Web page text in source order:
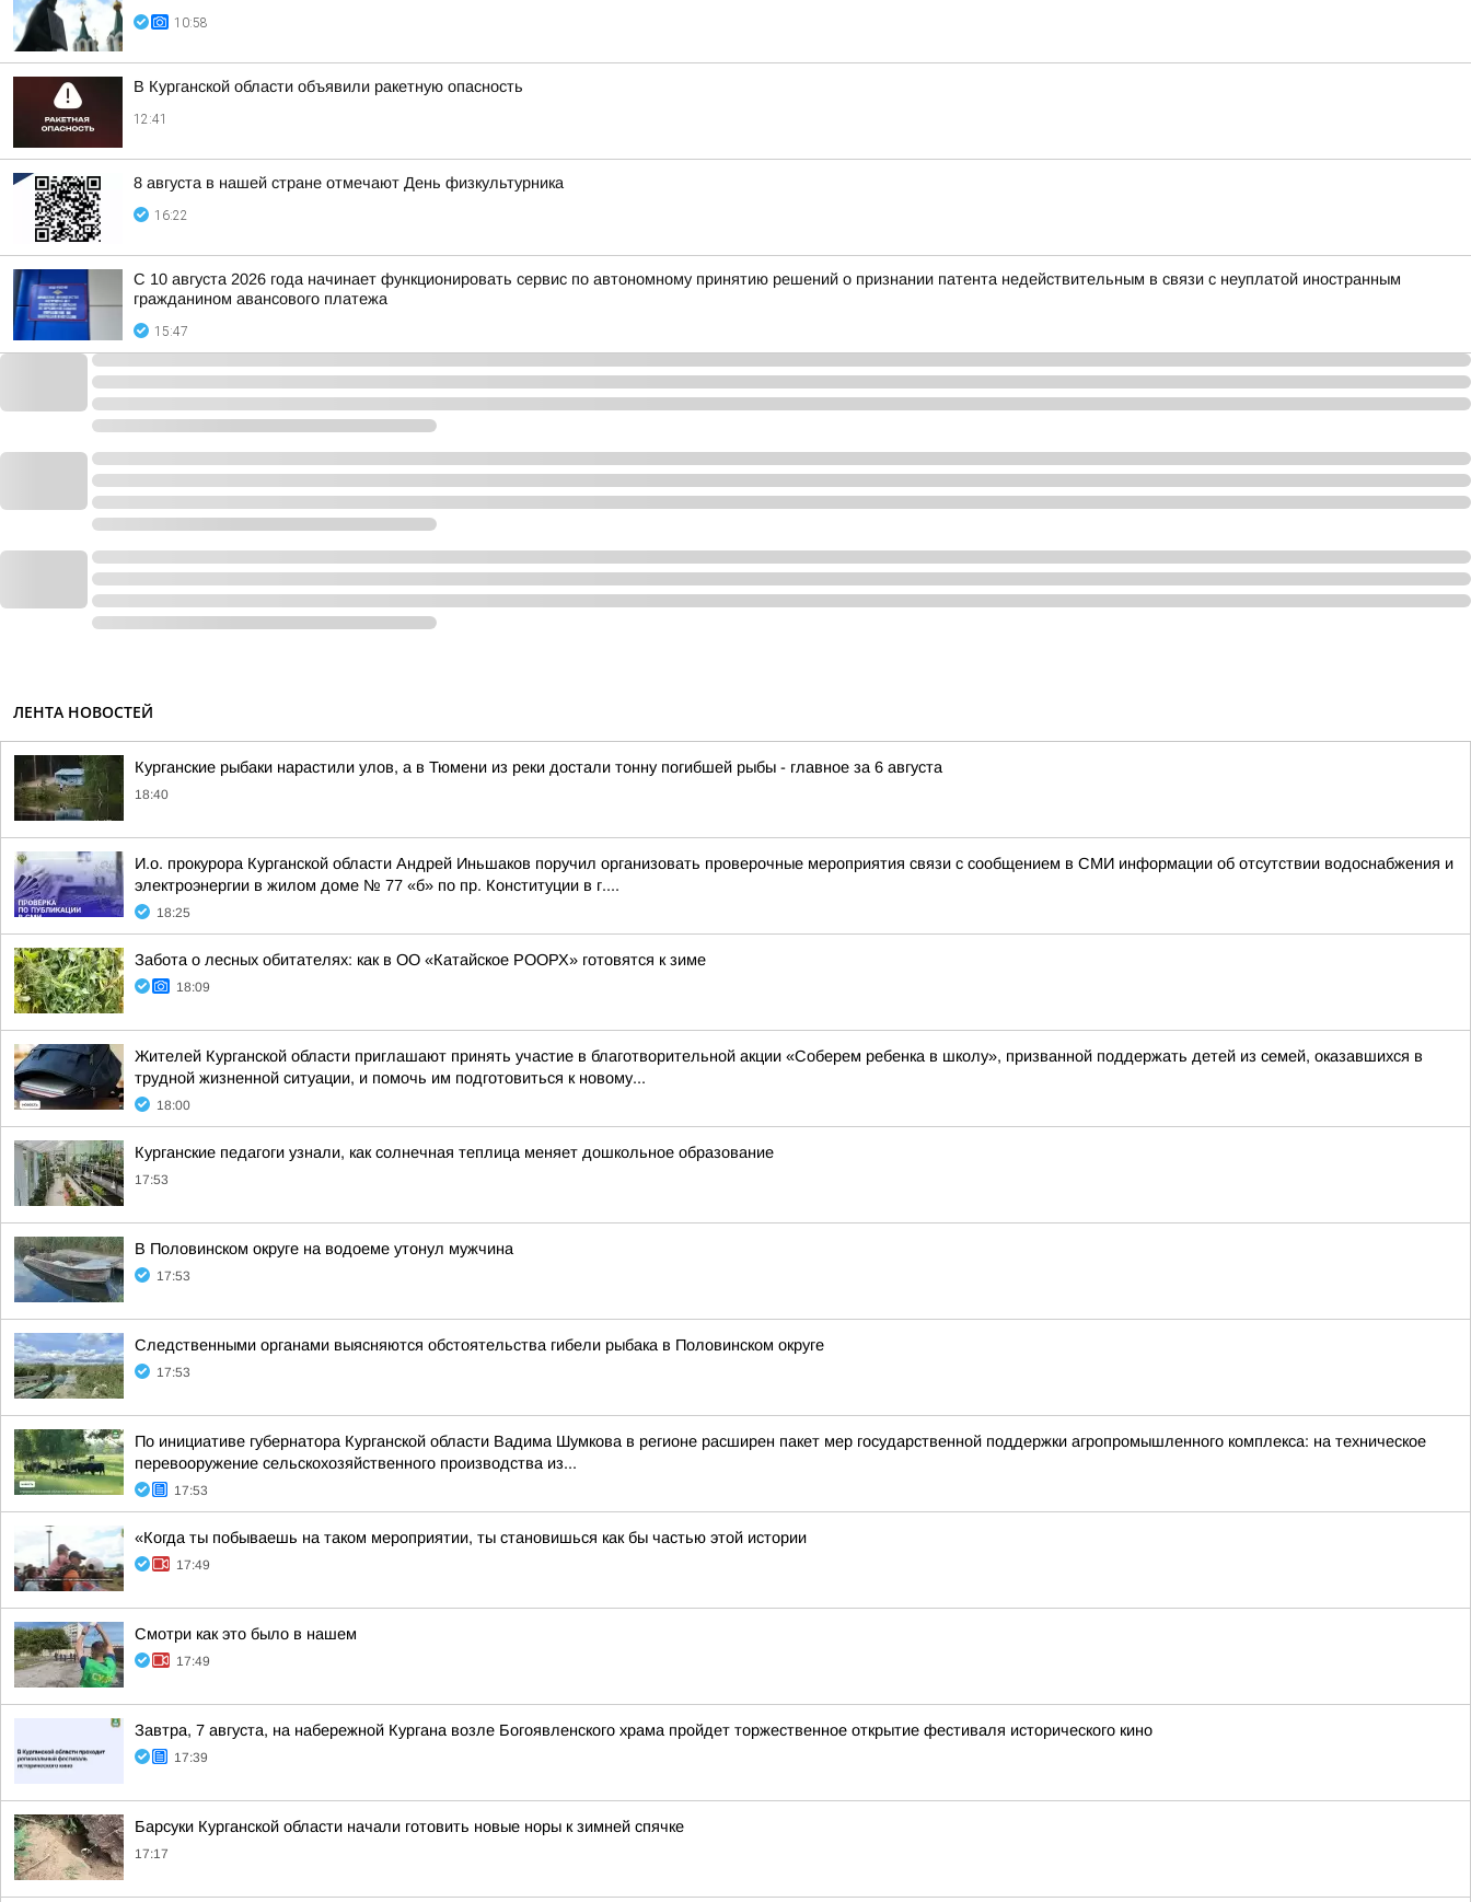
10:58
В Курганской области объявили ракетную опасность
12:41
8 августа в нашей стране отмечают День физкультурника
16:22
С 10 августа 2026 года начинает функционировать сервис по автономному принятию решений о признании патента недействительным в связи с неуплатой иностранным
гражданином авансового платежа
15:47
ЛЕНТА НОВОСТЕЙ
Курганские рыбаки нарастили улов, а в Тюмени из реки достали тонну погибшей рыбы - главное за 6 августа
18:40
И.о. прокурора Курганской области Андрей Иньшаков поручил организовать проверочные мероприятия связи с сообщением в СМИ информации об отсутствии водоснабжения и
электроэнергии в жилом доме № 77 «б» по пр. Конституции в г....
18:25
Забота о лесных обитателях: как в ОО «Катайское РООРХ» готовятся к зиме
18:09
Жителей Курганской области приглашают принять участие в благотворительной акции «Соберем ребенка в школу», призванной поддержать детей из семей, оказавшихся в
трудной жизненной ситуации, и помочь им подготовиться к новому...
18:00
Курганские педагоги узнали, как солнечная теплица меняет дошкольное образование
17:53
В Половинском округе на водоеме утонул мужчина
17:53
Следственными органами выясняются обстоятельства гибели рыбака в Половинском округе
17:53
По инициативе губернатора Курганской области Вадима Шумкова в регионе расширен пакет мер государственной поддержки агропромышленного комплекса: на техническое
перевооружение сельскохозяйственного производства из...
17:53
«Когда ты побываешь на таком мероприятии, ты становишься как бы частью этой истории
17:49
Смотри как это было в нашем
17:49
Завтра, 7 августа, на набережной Кургана возле Богоявленского храма пройдет торжественное открытие фестиваля исторического кино
17:39
Барсуки Курганской области начали готовить новые норы к зимней спячке
17:17